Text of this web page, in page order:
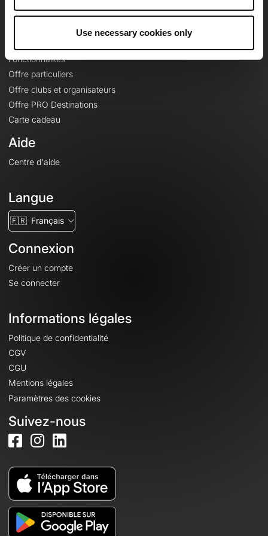
Use necessary cookies only
Fonctionnalités
Offre particuliers
Offre clubs et organisateurs
Offre PRO Destinations
Carte cadeau
Aide
Centre d'aide
Langue
🇫🇷 Français
Connexion
Créer un compte
Se connecter
Informations légales
Politique de confidentialité
CGV
CGU
Mentions légales
Paramètres des cookies
Suivez-nous